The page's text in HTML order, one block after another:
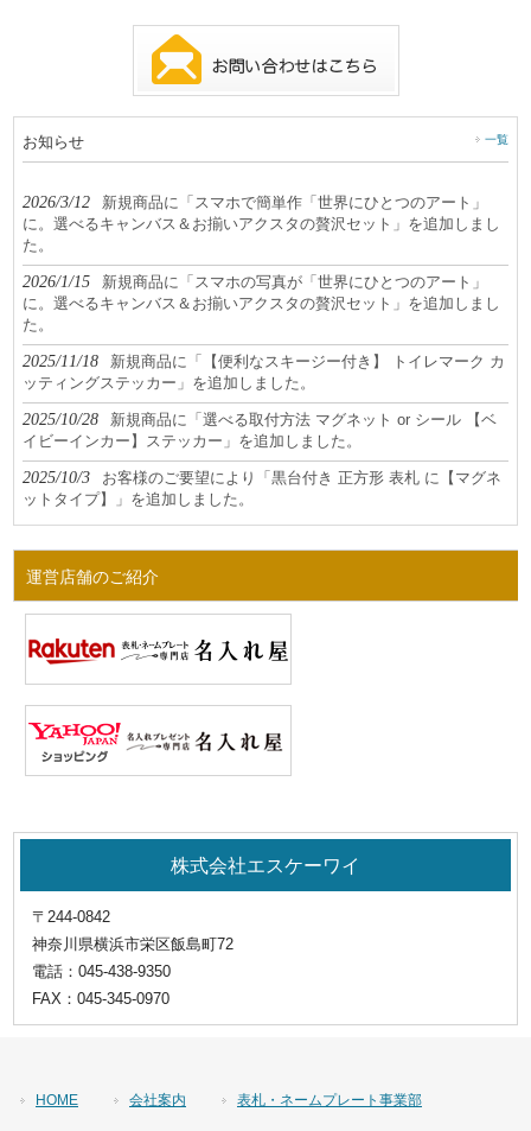
お知らせ 一覧
2026/3/12
新規商品に「スマホで簡単作「世界にひとつのアート」
に。選べるキャンバス＆お揃いアクスタの贅沢セット」を追加しまし
た。
2026/1/15
新規商品に「スマホの写真が「世界にひとつのアート」
に。選べるキャンバス＆お揃いアクスタの贅沢セット」を追加しまし
た。
2025/11/18
新規商品に「【便利なスキージー付き】 トイレマーク カ
ッティングステッカー」を追加しました。
2025/10/28
新規商品に「選べる取付方法 マグネット or シール 【ベ
イビーインカー】ステッカー」を追加しました。
2025/10/3
お客様のご要望により「黒台付き 正方形 表札 に【マグネ
ットタイプ】」を追加しました。
運営店舗のご紹介
株式会社エスケーワイ
〒244-0842
神奈川県横浜市栄区飯島町72
電話：045-438-9350
FAX：045-345-0970
HOME 会社案内 表札・ネームプレート事業部